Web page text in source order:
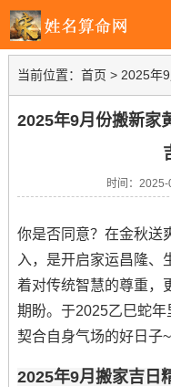
当前位置： 首页 > 2025年9月
2025年9月份搬新家
时间：
你是否同意？在金秋送
入，是开启家运昌隆、
着对传统智慧的尊重，
期盼。于2025乙巳蛇
契合自身气场的好日子
2025年9月搬家吉日